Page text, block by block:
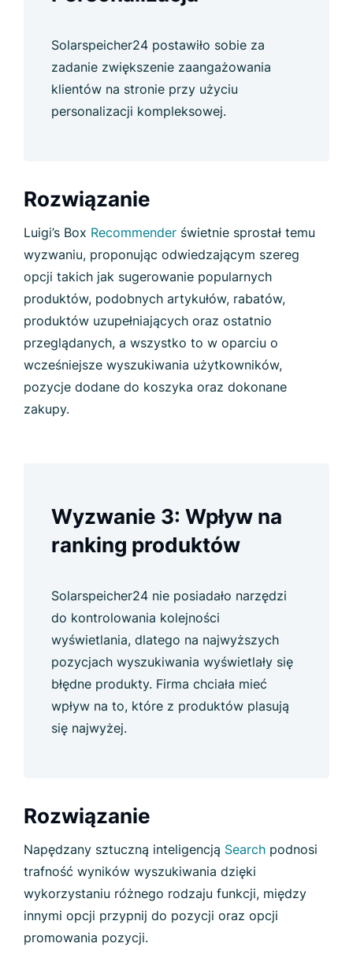
Solarspeicher24 postawiło sobie za
zadanie zwiększenie zaangażowania
klientów na stronie przy użyciu
personalizacji kompleksowej.
Rozwiązanie
Luigi’s Box Recommender świetnie sprostał temu
wyzwaniu, proponując odwiedzającym szereg
opcji takich jak sugerowanie popularnych
produktów, podobnych artykułów, rabatów,
produktów uzupełniających oraz ostatnio
przeglądanych, a wszystko to w oparciu o
wcześniejsze wyszukiwania użytkowników,
pozycje dodane do koszyka oraz dokonane
zakupy.
Wyzwanie 3: Wpływ na
ranking produktów
Solarspeicher24 nie posiadało narzędzi
do kontrolowania kolejności
wyświetlania, dlatego na najwyższych
pozycjach wyszukiwania wyświetlały się
błędne produkty. Firma chciała mieć
wpływ na to, które z produktów plasują
się najwyżej.
Rozwiązanie
Napędzany sztuczną inteligencją Search podnosi
trafność wyników wyszukiwania dzięki
wykorzystaniu różnego rodzaju funkcji, między
innymi opcji przypnij do pozycji oraz opcji
promowania pozycji.